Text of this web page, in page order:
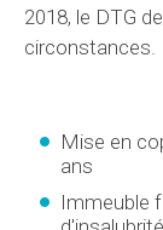
2018, le DTG
circonstances.
Mise en
ans
Immeuble